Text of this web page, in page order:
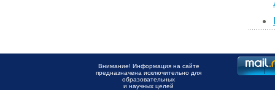
Внимание! Информация на сайте
предназначена исключительно для
образовательных
и научных целей